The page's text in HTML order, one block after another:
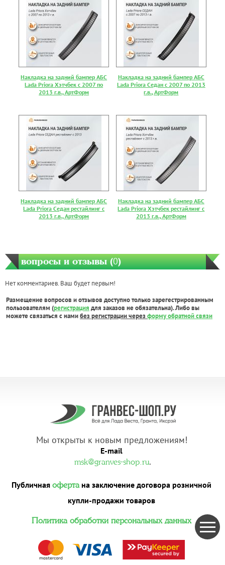
Накладка на задний бампер АБС
Lada Priora Хэтчбек с 2007 по
2013 г.в., АртФорм
Накладка на задний бампер АБС
Lada Priora Седан с 2007 по 2013
г.в., АртФорм
Накладка на задний бампер АБС
Lada Priora Седан рестайлинг с
2013 г.в., АртФорм
Накладка на задний бампер АБС
Lada Priora Хэтчбек рестайлинг с
2013 г.в., АртФорм
вопросы и отзывы (0)
Нет комментариев. Ваш будет первым!
Размещение вопросов и отзывов доступно только зарегестрированным
пользователям (регистрация для заказов не обязательна). Либо вы
можете связаться с намибез регистрации через форму обратной связи
Мы открыты к новым предложениям!
E-mail
msk@granves-shop.ru.
Публичная офертана заключение договора розничной
купли-продажи товаров
Политика обработки персональных данных